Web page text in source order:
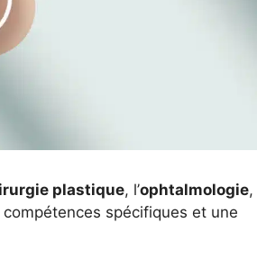
plastique, l’ophtalmologie,
spécifiques et une